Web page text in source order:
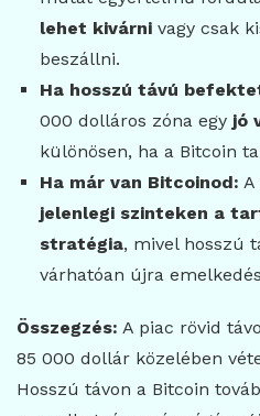
lehet kivárnivagy csak
beszállni.
Ha hosszú távú
000 dolláros zóna egy jó
különösen, ha a Bitcoin
Ha már van Bitcoinod: A
jelenlegi szinteken a
stratégia, mivel hosszú
várhatóan újra
Összegzés: A piac rövid
85 000 dollár közelében
Hosszú távon a Bitcoin